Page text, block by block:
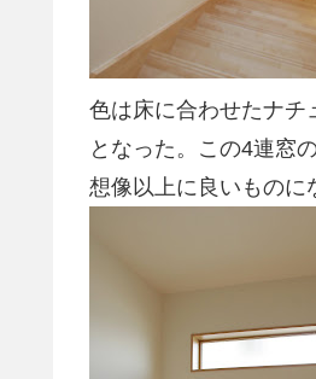
色は床に合わせたナチ
となった。この4連窓
想像以上に良いものに